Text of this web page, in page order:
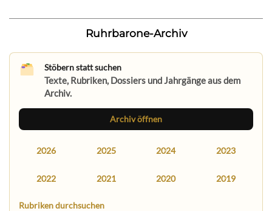
Ruhrbarone-Archiv
Stöbern statt suchen
Texte, Rubriken, Dossiers und Jahrgänge aus dem
Archiv.
Archiv öffnen
2026 2025 2024 2023
2022 2021 2020 2019
Rubriken durchsuchen